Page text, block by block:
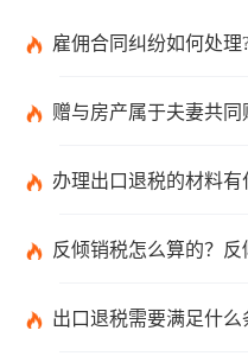
雇佣合同纠纷如何处理
赠与房产属于夫妻共同财产吗
办理出口退税的材料有什么？出口退税的办理程序有哪
反倾销税怎么算的？反倾销税是向谁征收的
出口退税需要满足什么条件？